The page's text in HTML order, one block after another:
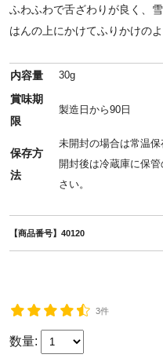
ふわふわで舌ざわりが良く、
はんの上にかけてふりかけの
内容量 30g
賞味期
限
製造日から90日
保存方
法
未開封の場合は常温保
開封後は冷蔵庫に保
さい。
【商品番号】40120
3件
数量: